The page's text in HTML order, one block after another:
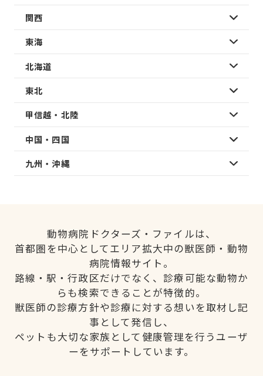
関西
東海
北海道
東北
甲信越・北陸
中国・四国
九州・沖縄
動物病院ドクターズ・ファイルは、
首都圏を中心としてエリア拡大中の獣医師・動物
病院情報サイト。
路線・駅・行政区だけでなく、診療可能な動物か
らも検索できることが特徴的。
獣医師の診療方針や診療に対する想いを取材し記
事として発信し、
ペットも大切な家族として健康管理を行うユーザ
ーをサポートしています。